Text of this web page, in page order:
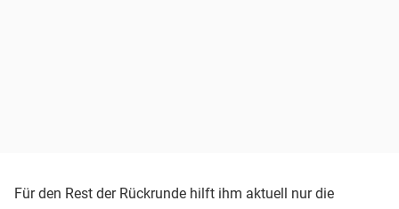
Für den Rest der Rückrunde hilft ihm aktuell nur die